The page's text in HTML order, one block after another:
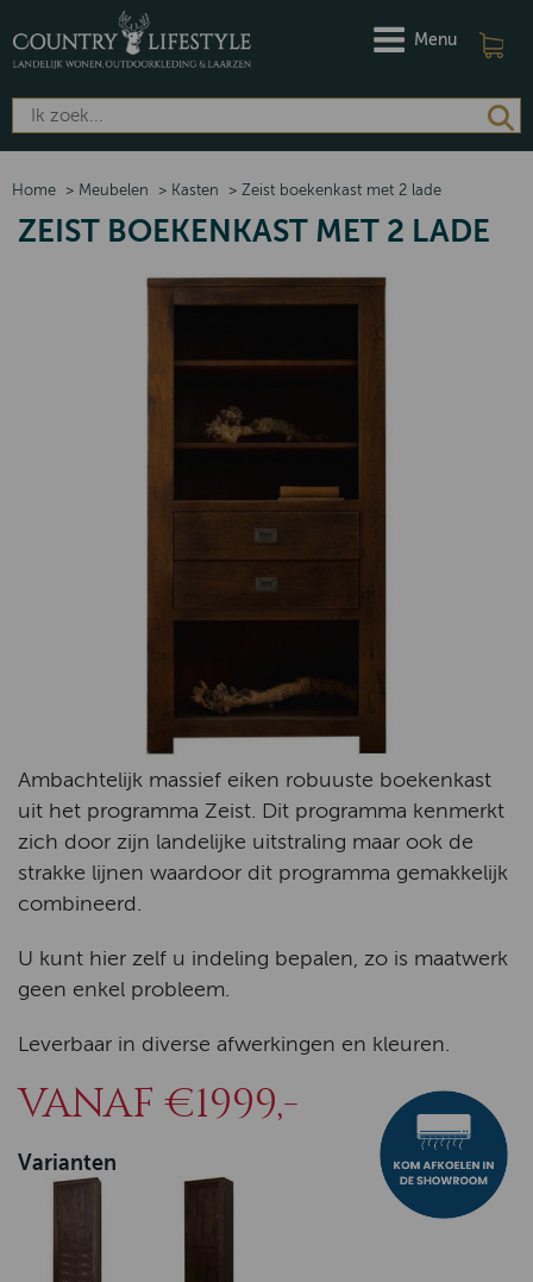
Menu
Home > Meubelen > Kasten > Zeist boekenkast met 2 lade
ZEIST BOEKENKAST MET 2 LADE
Ambachtelijk massief eiken robuuste boekenkast
uit het programma Zeist. Dit programma kenmerkt
zich door zijn landelijke uitstraling maar ook de
strakke lijnen waardoor dit programma gemakkelijk
combineerd.
U kunt hier zelf u indeling bepalen, zo is maatwerk
geen enkel probleem.
Leverbaar in diverse afwerkingen en kleuren.
VANAF €1999,-
Varianten